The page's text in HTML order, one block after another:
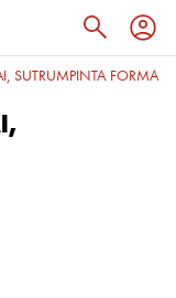
SUTRUMPINTA FORMA